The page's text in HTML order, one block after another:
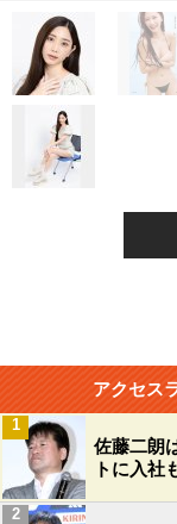
アクセス
佐藤二朗
トに入社
1
2